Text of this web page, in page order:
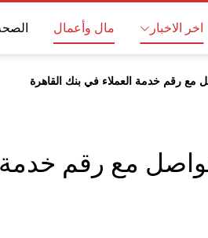
اخر الاخبار مال وأعمال
مع رقم خدمة العملاء في بنك القاهرة
مع رقم خدمة